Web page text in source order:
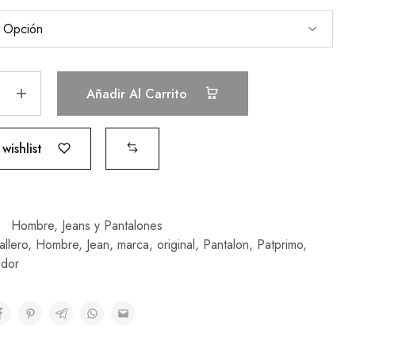
Añadir Al Carrito
Hombre, Jeans y Pantalones
, Hombre, Jean, marca, original, Pantalon, Patprimo,